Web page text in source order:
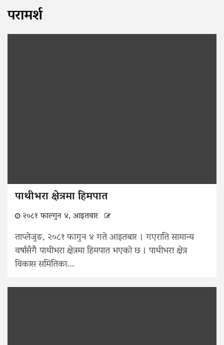
परामर्श
पाथीभरा क्षेत्रमा हिमपात
२०८१ फाल्गुन ४, आइतवार
ताप्लेजुङ, २०८१ फागुन ४ गते आइतबार । गएराति सामान्य
वर्षासँगै पाथीभरा क्षेत्रमा हिमपात भएको छ । पाथीभरा क्षेत्र
विकास समितिका...